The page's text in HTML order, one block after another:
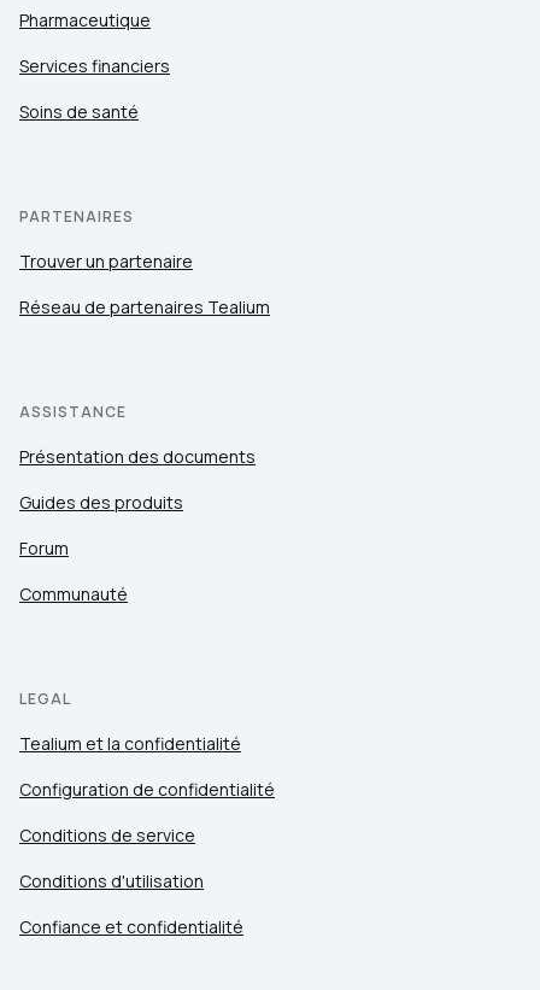
Pharmaceutique
Services financiers
Soins de santé
PARTENAIRES
Trouver un partenaire
Réseau de partenaires Tealium
ASSISTANCE
Présentation des documents
Guides des produits
Forum
Communauté
LEGAL
Tealium et la confidentialité
Configuration de confidentialité
Conditions de service
Conditions d'utilisation
Confiance et confidentialité